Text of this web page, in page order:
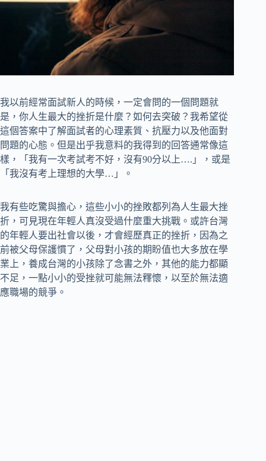
我以前經常面試新人的時候，一定會問的一個問題就
是，你人生最大的挫折是什麼？如何去突破？我希望從
這個答案中了解面試者的心理素質、抗壓力以及他面對
問題的心態。但是出乎我意料的我得到的回答通常像這
樣，「我有一次考試考不好，沒有90分以上….」，或是
「我沒有考上理想的大學…」。
我有些吃驚與擔心，這些小小的挫敗都列為人生最大挫
折，可見現在年輕人真沒受過什麼重大挑戰。或許台灣
的年輕人要出社會以後，才會經歷真正的挫折，因為之
前被父母保護慣了，父母對小孩的期盼值也大多放在學
業上，養成台灣的小孩除了念書之外，其他的能力都顯
不足，一點小小的受挫就可能無法釋懷，以至於無法適
應職場的競爭。